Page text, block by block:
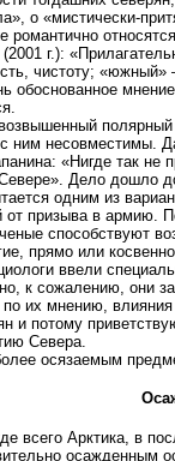
о «мистически-
романтично
г.):
чистоту; «южный»
обоснованное
полярный
ним несовместимы.
«Нигде так не
Дело дошло
одним из
призыва в армию.
способствуют
прямо или
ввели
к сожалению, они
по их мнению,
и потому
Севера.
осязаемым
всего Арктика, в
осажденным